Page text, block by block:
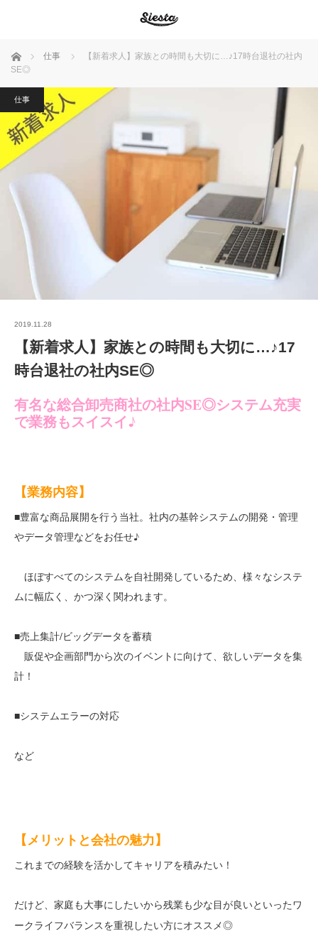
ホーム 仕事
【新着求人】家族との時間も大切に…♪17時台退社の社内
SE◎
仕事
2019.11.28
【新着求人】家族との時間も大切に…♪17
時台退社の社内SE◎
有名な総合卸売商社の社内SE◎システム充実
で業務もスイスイ♪
【業務内容】
■豊富な商品展開を行う当社。社内の基幹システムの開発・管理
やデータ管理などをお任せ♪
ほぼすべてのシステムを自社開発しているため、様々なシステ
ムに幅広く、かつ深く関われます。
■売上集計/ビッグデータを蓄積
販促や企画部門から次のイベントに向けて、欲しいデータを集
計！
■システムエラーの対応
など
【メリットと会社の魅力】
これまでの経験を活かしてキャリアを積みたい！
だけど、家庭も大事にしたいから残業も少な目が良いといった ワ
ークライフバランスを重視したい方にオススメ◎